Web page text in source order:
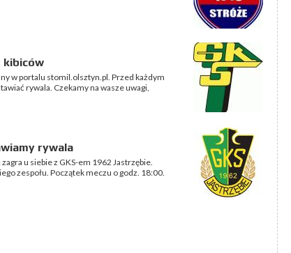
kibiców
w portalu stomil.olsztyn.pl. Przed każdym
rywala. Czekamy na wasze uwagi,
rywala
u siebie z GKS-em 1962 Jastrzębie.
zespołu. Początek meczu o godz. 18:00.